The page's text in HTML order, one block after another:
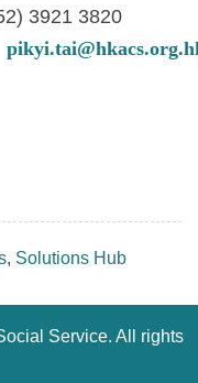
3921 3820
, Solutions Hub
Service. All rights